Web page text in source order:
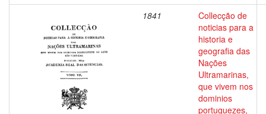
1841
Collecção de
noticias para a
historia e
geografia das
Nações
Ultramarinas,
que vivem nos
dominios
portuguezes,